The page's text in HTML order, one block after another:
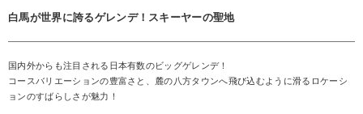
白馬が世界に誇るゲレンデ！スキーヤーの聖地
国内外からも注目される日本有数のビッグゲレンデ！
コースバリエーションの豊富さと、麓の八方タウンへ飛び込むように滑るロケーシ
ョンのすばらしさが魅力！